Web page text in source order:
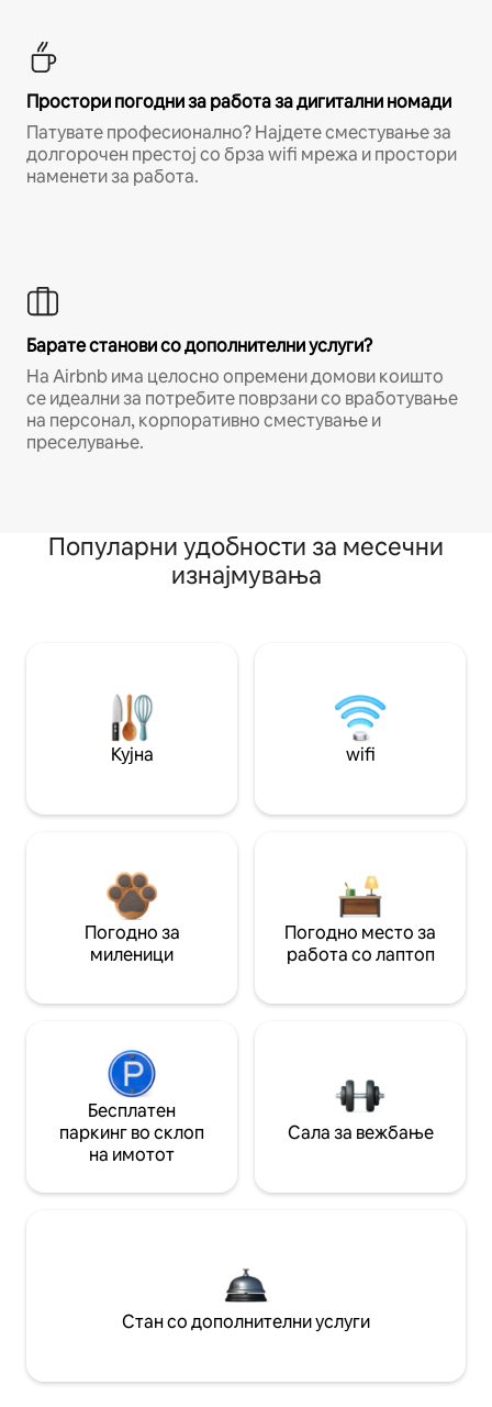
Простори погодни за работа за дигитални номади
Патувате професионално? Најдете сместување за
долгорочен престој со брза wifi мрежа и простори
наменети за работа.
Барате станови со дополнителни услуги?
На Airbnb има целосно опремени домови коишто
се идеални за потребите поврзани со вработување
на персонал, корпоративно сместување и
преселување.
Популарни удобности за месечни
изнајмувања
Кујна wifi
Погодно за
миленици
Погодно место за
работа со лаптоп
Бесплатен
паркинг во склоп
на имотот
Сала за вежбање
Стан со дополнителни услуги